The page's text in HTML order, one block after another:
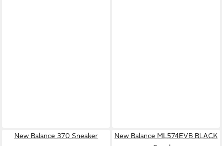
New Balance 370 Sneaker
New Balance ML574EVB BLACK